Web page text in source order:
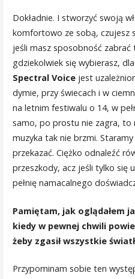
Dokładnie. I stworzyć swoją
komfortowo ze sobą, czujesz
jeśli masz sposobność
gdziekolwiek się wybierasz,
Spectral Voice jest
dymie, przy świecach i w
na letnim festiwalu o 14, w
samo, po prostu nie zagra, to
muzyka tak nie brzmi.
przekazać. Ciężko odnaleźć
przeszkody, acz jeśli tylko się
pełnię namacalnego
Pamiętam, jak oglądałem
kiedy w pewnej chwili
żeby zgasił wszystkie
Przypominam sobie ten